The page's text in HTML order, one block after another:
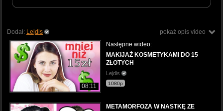
pokaż opis video
Dodał: Lejdis
08:11
Następne wideo:
MAKIJAŻ KOSMETYKAMI DO 15
ZŁOTYCH
Lejdis
1080p
METAMORFOZA W NASTKĘ ZE